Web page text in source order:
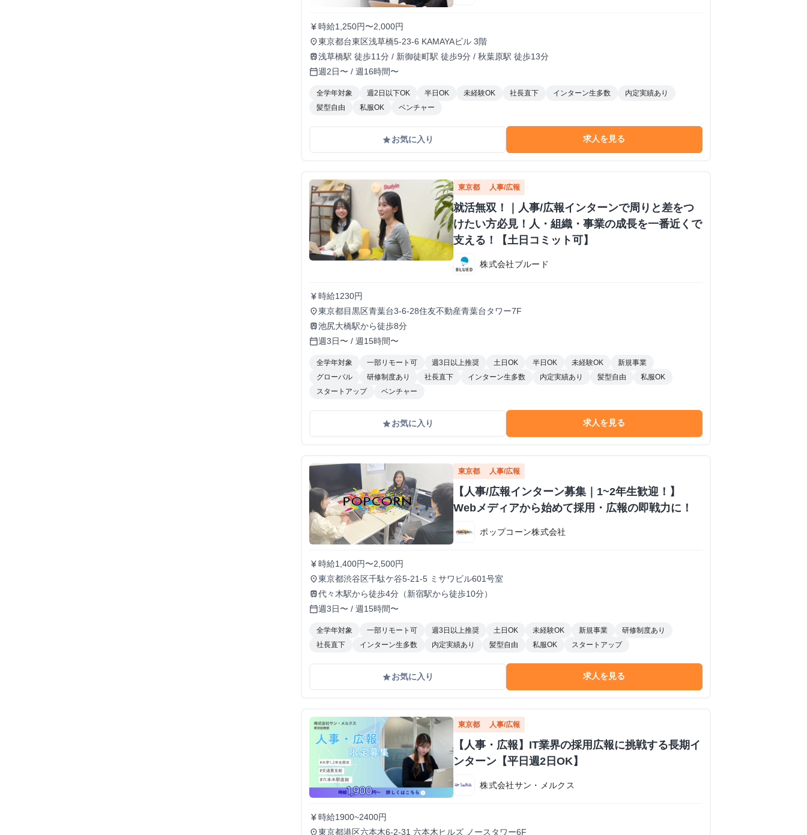
currency_yen時給1,250円〜2,000円
place東京都台東区浅草橋5-23-6 KAMAYAビル 3階
train浅草橋駅 徒歩11分 / 新御徒町駅 徒歩9分 / 秋葉原駅 徒歩13分
calendar_today週2日〜 / 週16時間〜
全学年対象 週2日以下OK 半日OK 未経験OK 社長直下 インターン生多数
内定実績あり
髪型自由
私服OK ベンチャー
gradeお気に入り 求人を見る
東京都 人事/広報
就活無双！｜人事/広報インターンで周りと差をつ
けたい方必見！人・組織・事業の成長を一番近くで
支える！【土日コミット可】
株式会社ブルード
currency_yen時給1230円
place東京都目黒区青葉台3-6-28住友不動産青葉台タワー7F
train池尻大橋駅から徒歩8分
calendar_today週3日〜 / 週15時間〜
全学年対象 一部リモート可 週3日以上推奨 土日OK 半日OK 未経験OK
新規事業
グローバル
研修制度あり 社長直下 インターン生多数 内定実績あり 髪型自由
私服OK
スタートアップ
ベンチャー
gradeお気に入り 求人を見る
東京都 人事/広報
【人事/広報インターン募集｜1~2年生歓迎！】
Webメディアから始めて採用・広報の即戦力に！
ポップコーン株式会社
currency_yen時給1,400円〜2,500円
place東京都渋谷区千駄ケ谷5-21-5 ミサワビル601号室
train代々木駅から徒歩4分（新宿駅から徒歩10分）
calendar_today週3日〜 / 週15時間〜
全学年対象 一部リモート可 週3日以上推奨 土日OK 未経験OK 新規事業
研修制度あり
社長直下
インターン生多数 内定実績あり 髪型自由 私服OK スタートアップ
gradeお気に入り 求人を見る
東京都 人事/広報
【人事・広報】IT業界の採用広報に挑戦する長期イ
ンターン【平日週2日OK】
株式会社サン・メルクス
currency_yen時給1900~2400円
place東京都港区六本木6-2-31 六本木ヒルズ ノースタワー6F